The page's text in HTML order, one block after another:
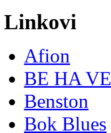
Linkovi
Afion
BE HA VE
Benston
Bok Blues